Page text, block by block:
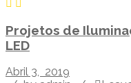
Projetos de
LED
Abril 3, 2019